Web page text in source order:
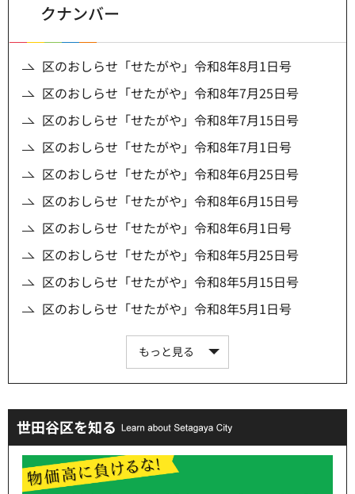
クナンバー
区のおしらせ「せたがや」令和8年8月1日号
区のおしらせ「せたがや」令和8年7月25日号
区のおしらせ「せたがや」令和8年7月15日号
区のおしらせ「せたがや」令和8年7月1日号
区のおしらせ「せたがや」令和8年6月25日号
区のおしらせ「せたがや」令和8年6月15日号
区のおしらせ「せたがや」令和8年6月1日号
区のおしらせ「せたがや」令和8年5月25日号
区のおしらせ「せたがや」令和8年5月15日号
区のおしらせ「せたがや」令和8年5月1日号
もっと見る
世田谷区を知る